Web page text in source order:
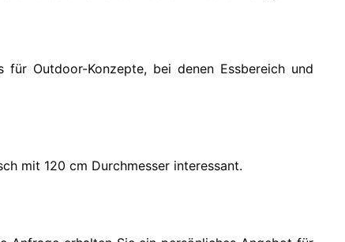
Outdoor-Konzepte, bei denen Essbereich und
mit 120 cm Durchmesser interessant.